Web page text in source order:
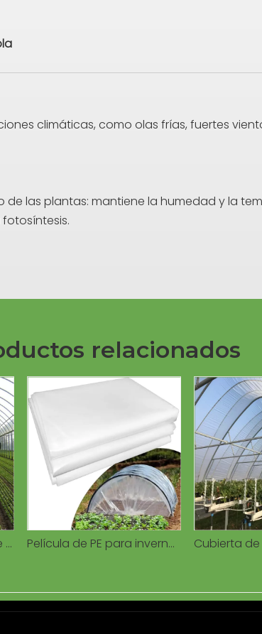
climáticas, como olas frías, fuertes
las plantas: mantiene la humedad y la
relacionados
Película plástica del PE de la cubierta del polietileno del invernadero de 80-200 micrones para el tomate de la granja del arándano del invernadero Película de PE para invernadero agrícola película agrícola usada que cubre vegetales y flores